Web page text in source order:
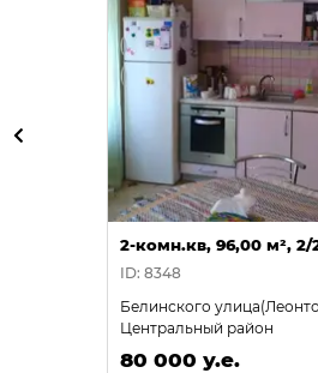
2-комн.кв, 96,00 м², 2/
ID: 8348
Белинского
Центральный район
80 000 у.е.